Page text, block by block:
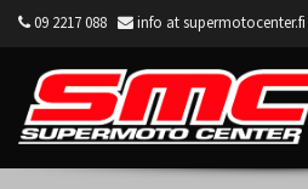
09 2217 088 info at supermotocenter.fi